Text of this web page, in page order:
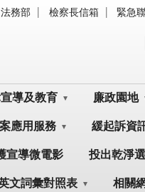
法務部 檢察長信箱 緊急
導及教育 廉政園地
應用服務 緩起訴資
宣導微電影 投出乾淨
文詞彙對照表 相關